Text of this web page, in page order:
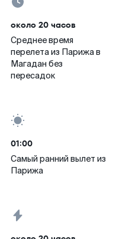
около 20 часов
Среднее время
перелета из Парижа в
Магадан без
пересадок
01:00
Самый ранний вылет из
Парижа